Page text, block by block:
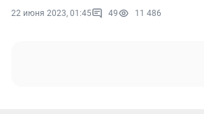
22 июня 2023, 01:45 49 11 486